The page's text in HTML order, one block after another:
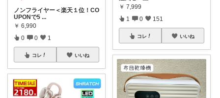
ノンフライヤー＜楽天１位！CO
UPONで5 ...
￥ 6,990
0 0 1
コレ いいね
￥ 7,999
1 0 151
コレ いいね